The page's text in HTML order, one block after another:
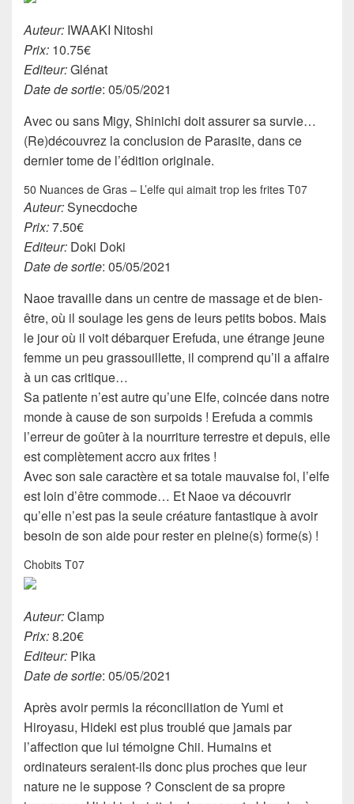
Auteur: IWAAKI Nitoshi
Prix: 10.75€
Editeur:Glénat
Date de sortie: 05/05/2021
Avec ou sans Migy, Shinichi doit assurer sa survie…
(Re)découvrez la conclusion de Parasite, dans ce
dernier tome de l’édition originale.
50 Nuances de Gras – L’elfe qui aimait trop les frites T07
Auteur:Synecdoche
Prix:7.50€
Editeur: Doki Doki
Date de sortie: 05/05/2021
Naoe travaille dans un centre de massage et de bien-
être, où il soulage les gens de leurs petits bobos. Mais
le jour où il voit débarquer Erefuda, une étrange jeune
femme un peu grassouillette, il comprend qu’il a affaire
à un cas critique…
Sa patiente n’est autre qu’une Elfe, coincée dans notre
monde à cause de son surpoids ! Erefuda a commis
l’erreur de goûter à la nourriture terrestre et depuis, elle
est complètement accro aux frites !
Avec son sale caractère et sa totale mauvaise foi, l’elfe
est loin d’être commode… Et Naoe va découvrir
qu’elle n’est pas la seule créature fantastique à avoir
besoin de son aide pour rester en pleine(s) forme(s) !
Chobits T07
Auteur:Clamp
Prix:8.20€
Editeur: Pika
Date de sortie: 05/05/2021
Après avoir permis la réconciliation de Yumi et
Hiroyasu, Hideki est plus troublé que jamais par
l’affection que lui témoigne Chii. Humains et
ordinateurs seraient-ils donc plus proches que leur
nature ne le suppose ? Conscient de sa propre